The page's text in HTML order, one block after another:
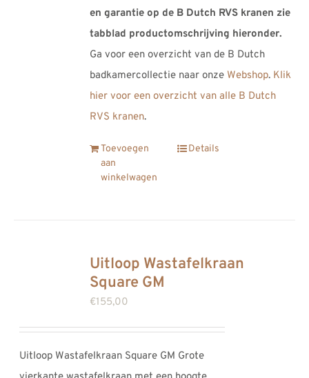
en garantie op de B Dutch RVS kranen zie
tabblad productomschrijving hieronder.
Ga voor een overzicht van de B Dutch
badkamercollectie naar onze Webshop. Klik
hier voor een overzicht van alle B Dutch
RVS kranen.
Toevoegen
aan
winkelwagen
Details
Uitloop Wastafelkraan
Square GM
€155,00
Uitloop Wastafelkraan Square GM Grote